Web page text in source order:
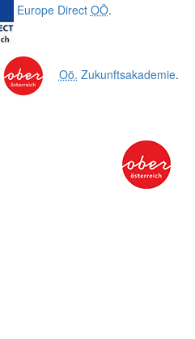
Europe Direct OÖ.
Oö. Zukunftsakademie.